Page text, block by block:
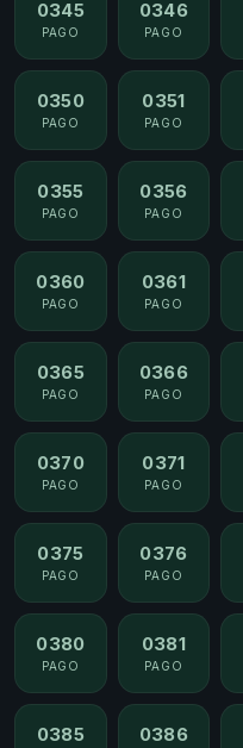
0345
PAGO
0346
PAGO
0350
PAGO
0351
PAGO
0355
PAGO
0356
PAGO
0360
PAGO
0361
PAGO
0365
PAGO
0366
PAGO
0370
PAGO
0371
PAGO
0375
PAGO
0376
PAGO
0380
PAGO
0381
PAGO
0385 0386